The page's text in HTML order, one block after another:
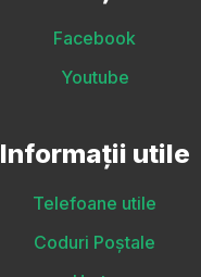
Facebook
Youtube
Informații utile
Telefoane utile
Coduri Poștale